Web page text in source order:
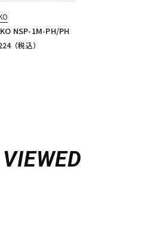
NSP-1M-PH/PH
（税込）